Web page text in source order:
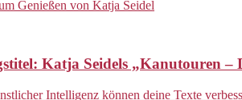
Katja Seidels „Kanutouren –